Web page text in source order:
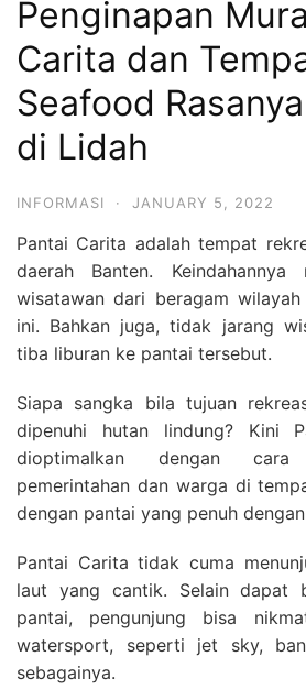
Penginapan
Carita dan
Seafood
di Lidah
INFORMASI · JANUARY 5, 2022
Pantai Carita adalah tempat
daerah Banten. Keindahannya
wisatawan dari beragam wilayah
ini. Bahkan juga, tidak jarang
tiba liburan ke pantai tersebut.
Siapa sangka bila tujuan
dipenuhi hutan lindung? Kini
dioptimalkan dengan
pemerintahan dan warga di
dengan pantai yang penuh
Pantai Carita tidak cuma
laut yang cantik. Selain dapat
pantai, pengunjung bisa
watersport, seperti jet sky,
sebagainya.